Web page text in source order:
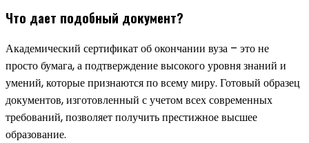
Что дает подобный документ?
Академический сертификат об окончании вуза – это не
просто бумага, а подтверждение высокого уровня знаний и
умений, которые признаются по всему миру. Готовый образец
документов, изготовленный с учетом всех современных
требований, позволяет получить престижное высшее
образование.